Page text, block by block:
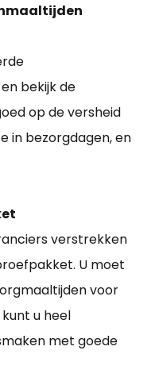
bekijk de
op de versheid
in bezorgdagen, en
verstrekken
U moet
voor
u heel
met goede